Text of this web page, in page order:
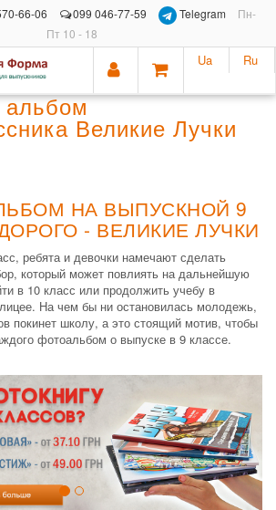
66-06 099 046-77-59 Telegram
Пн-
Пт 10 - 18
Ua Ru
альбом
Великие Лучки
НА ВЫПУСКНОЙ 9
- ВЕЛИКИЕ ЛУЧКИ
ребята и девочки намечают сделать
который может повлиять на дальнейшую
в 10 класс или продолжить учебу в
На чем бы ни остановилась молодежь,
покинет школу, а это стоящий мотив, чтобы
фотоальбом о выпуске в 9 классе.